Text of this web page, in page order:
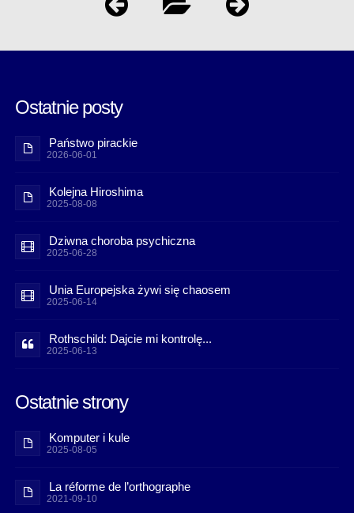
Ostatnie posty
Państwo pirackie
2026-06-01
Kolejna Hiroshima
2025-08-08
Dziwna choroba psychiczna
2025-06-28
Unia Europejska żywi się chaosem
2025-06-14
Rothschild: Dajcie mi kontrolę...
2025-06-13
Ostatnie strony
Komputer i kule
2025-08-05
La réforme de l’orthographe
2021-09-10